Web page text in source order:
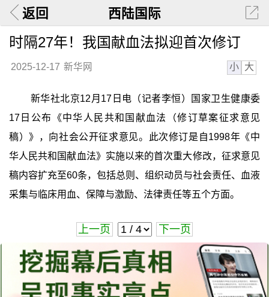
返回 西陆国际
时隔27年！我国献血法拟迎首次修订
2025-12-17 新华网 小 大
新华社北京12月17日电（记者李恒）国家卫生健康委
17日公布《中华人民共和国献血法（修订草案征求意见
稿）》，向社会公开征求意见。此次修订是自1998年《中
华人民共和国献血法》实施以来的首次重大修改，征求意见
稿内容扩充至60条，包括总则、组织动员与社会责任、血液
采集与临床用血、保障与激励、法律责任等五个方面。
上一页 下一页